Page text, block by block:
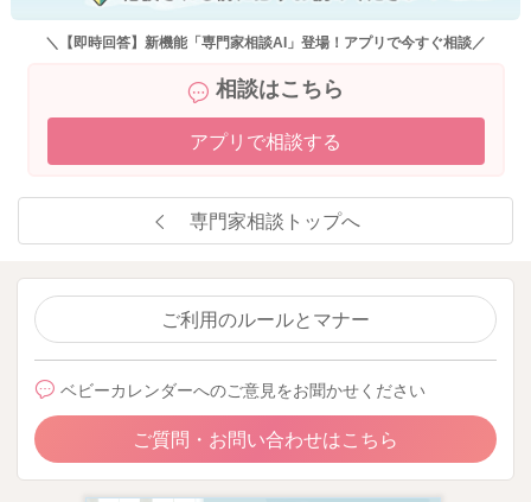
＼【即時回答】新機能「専門家相談AI」登場！アプリで今すぐ相談／
相談はこちら
アプリで相談する
専門家相談トップへ
ご利用のルールとマナー
ベビーカレンダーへのご意見をお聞かせください
ご質問・お問い合わせはこちら